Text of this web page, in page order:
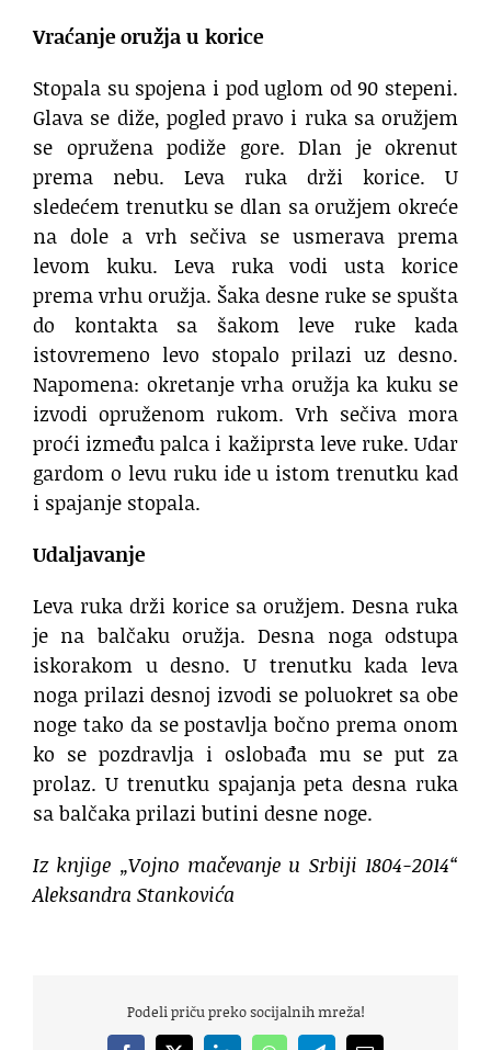
Vraćanje oružja u korice
Stopala su spojena i pod uglom od 90 stepeni.
Glava se diže, pogled pravo i ruka sa oružjem
se opružena podiže gore. Dlan je okrenut
prema nebu. Leva ruka drži korice. U
sledećem trenutku se dlan sa oružjem okreće
na dole a vrh sečiva se usmerava prema
levom kuku. Leva ruka vodi usta korice
prema vrhu oružja. Šaka desne ruke se spušta
do kontakta sa šakom leve ruke kada
istovremeno levo stopalo prilazi uz desno.
Napomena: okretanje vrha oružja ka kuku se
izvodi opruženom rukom. Vrh sečiva mora
proći između palca i kažiprsta leve ruke. Udar
gardom o levu ruku ide u istom trenutku kad
i spajanje stopala.
Udaljavanje
Leva ruka drži korice sa oružjem. Desna ruka
je na balčaku oružja. Desna noga odstupa
iskorakom u desno. U trenutku kada leva
noga prilazi desnoj izvodi se poluokret sa obe
noge tako da se postavlja bočno prema onom
ko se pozdravlja i oslobađa mu se put za
prolaz. U trenutku spajanja peta desna ruka
sa balčaka prilazi butini desne noge.
Iz knjige „Vojno mačevanje u Srbiji 1804-2014“
Aleksandra Stankovića
Podeli priču preko socijalnih mreža!